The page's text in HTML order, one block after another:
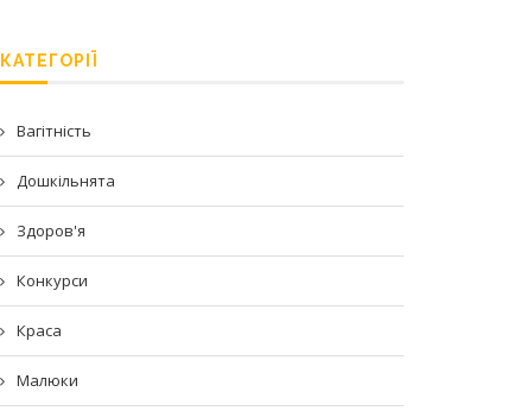
КАТЕГОРІЇ
Вагітність
Дошкільнята
Здоров'я
Конкурси
Краса
Малюки